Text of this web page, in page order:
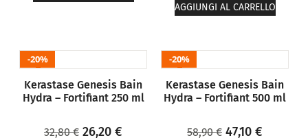
AGGIUNGI AL CARRELLO
20%
Kerastase Genesis Bain
Hydra – Fortifiant 250 ml
32,80€ 26,20 €
20%
Kerastase Genesis Bain
Hydra – Fortifiant 500 ml
58,90€ 47,10 €